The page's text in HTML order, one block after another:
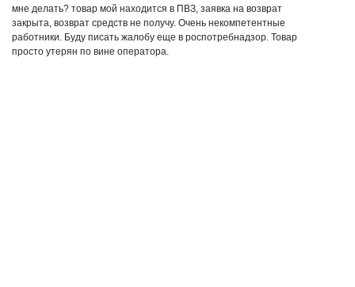
мне делать? товар мой находится в ПВЗ, заявка на возврат
закрыта, возврат средств не получу. Очень некомпетентные
работники. Буду писать жалобу еще в роспотребнадзор. Товар
просто утерян по вине оператора.